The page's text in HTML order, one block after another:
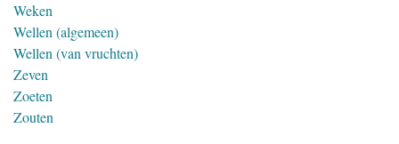
Weken
Wellen (algemeen)
Wellen (van vruchten)
Zeven
Zoeten
Zouten